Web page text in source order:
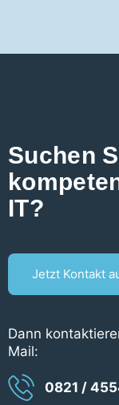
Suchen
IT?
Jetzt Kontakt
Dann
Mail:
0821 /